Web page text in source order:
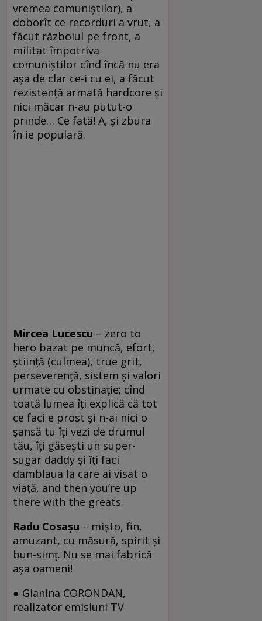
vremea comuniştilor), a
doborît ce recorduri a vrut, a
făcut războiul pe front, a
militat împotriva
comuniştilor cînd încă nu era
aşa de clar ce-i cu ei, a făcut
rezistenţă armată hardcore şi
nici măcar n-au putut-o
prinde… Ce fată! A, şi zbura
în ie populară.
Mircea Lucescu – zero to
hero bazat pe muncă, efort,
ştiinţă (culmea), true grit,
perseverenţă, sistem şi valori
urmate cu obstinaţie; cînd
toată lumea îţi explică că tot
ce faci e prost şi n-ai nici o
şansă tu îţi vezi de drumul
tău, îţi găseşti un super-
sugar daddy şi îţi faci
damblaua la care ai visat o
viaţă, and then you’re up
there with the greats.
Radu Cosaşu – mişto, fin,
amuzant, cu măsură, spirit şi
bun-simţ. Nu se mai fabrică
aşa oameni!
● Gianina CORONDAN,
realizator emisiuni TV